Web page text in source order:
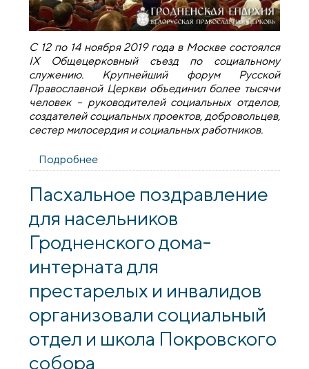
С 12 по 14 ноября 2019 года в Москве состоялся
IX Общецерковный съезд по социальному
служению. Крупнейший форум Русской
Православной Церкви объединил более тысячи
человек – руководителей социальных отделов,
создателей социальных проектов, добровольцев,
сестер милосердия и социальных работников.
Подробнее
участие в IX Общецерковном съезде по
Пасхальное поздравление
для насельников
Гродненского дома-
интерната для
престарелых и инвалидов
организовали социальный
отдел и школа Покровского
собора